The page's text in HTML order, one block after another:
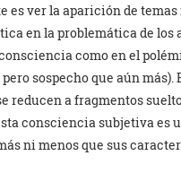
es ver la aparición de
en la problemática de los
como en el
sospecho que aún más).
reducen a fragmentos
consciencia subjetiva es
ni menos que sus